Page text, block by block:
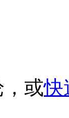
，或快